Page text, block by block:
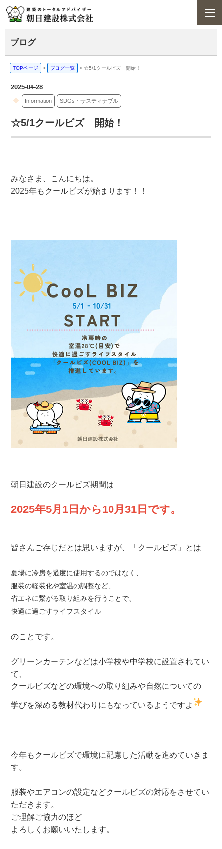
ブログ
TOPページ > ブログ一覧 > ☆5/1クールビズ 開始！
2025-04-28
Information SDGs・サスティナブル
☆5/1クールビズ 開始！
みなさま、こんにちは。
2025年もクールビズが始まります！！
朝日建設のクールビズ期間は
2025年5月1日から10月31日です。
皆さんご存じだとは思いますが、「クールビズ」とは
夏場に冷房を過度に使用するのではなく、
服装の軽装化や室温の調整など、
省エネに繋がる取り組みを行うことで、
快適に過ごすライフスタイル
のことです。
グリーンカーテンなどは小学校や中学校に設置されてい
て、
クールビズなどの環境への取り組みや自然についての
学びを深める教材代わりにもなっているようですよ
今年もクールビズで環境に配慮した活動を進めていきま
す。
服装やエアコンの設定などクールビズの対応をさせてい
ただきます。
ご理解ご協力のほど
よろしくお願いいたします。